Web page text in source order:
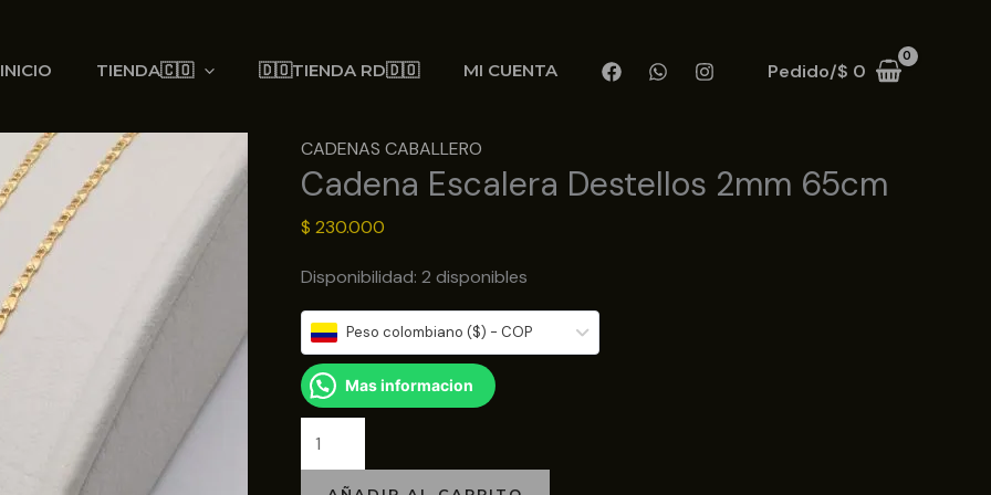
INICIO TIENDA🇨🇴 🇩🇴TIENDA RD🇩🇴 MI CUENTA Pedido/$ 0
CADENAS CABALLERO
Cadena Escalera Destellos 2mm 65cm
$ 230.000
Disponibilidad: 2 disponibles
Peso colombiano ($) - COP
Mas informacion
Destellos
65cm
cantidad